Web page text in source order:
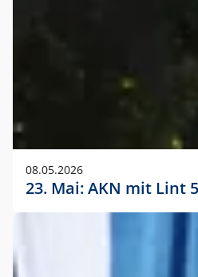
08.05.2026
23. Mai: AKN mit Lint